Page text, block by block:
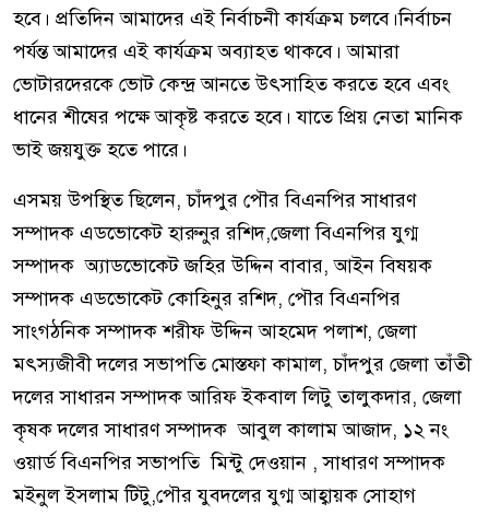
হবে। প্রতিদিন আমাদের এই নির্বাচনী কার্যক্রম চলবে।নির্বাচন
পর্যন্ত আমাদের এই কার্যক্রম অব্যাহত থাকবে। আমারা
ভোটারদেরকে ভোট কেন্দ্র আনতে উৎসাহিত করতে হবে এবং
ধানের শীষের পক্ষে আকৃষ্ট করতে হবে। যাতে প্রিয় নেতা মানিক
ভাই জয়যুক্ত হতে পারে।
এসময় উপস্থিত ছিলেন, চাঁদপুর পৌর বিএনপির সাধারণ
সম্পাদক এডভোকেট হারুনুর রশিদ,জেলা বিএনপির যুগ্ম
সম্পাদক অ্যাডভোকেট জহির উদ্দিন বাবার, আইন বিষয়ক
সম্পাদক এডভোকেট কোহিনুর রশিদ, পৌর বিএনপির
সাংগঠনিক সম্পাদক শরীফ উদ্দিন আহমেদ পলাশ, জেলা
মৎস্যজীবী দলের সভাপতি মোস্তফা কামাল, চাঁদপুর জেলা তাঁতী
দলের সাধারন সম্পাদক আরিফ ইকবাল লিটু তালুকদার, জেলা
কৃষক দলের সাধারণ সম্পাদক আবুল কালাম আজাদ, ১২ নং
ওয়ার্ড বিএনপির সভাপতি মিন্টু দেওয়ান , সাধারণ সম্পাদক
মইনুল ইসলাম টিটু,পৌর যুবদলের যুগ্ম আহ্বায়ক সোহাগ